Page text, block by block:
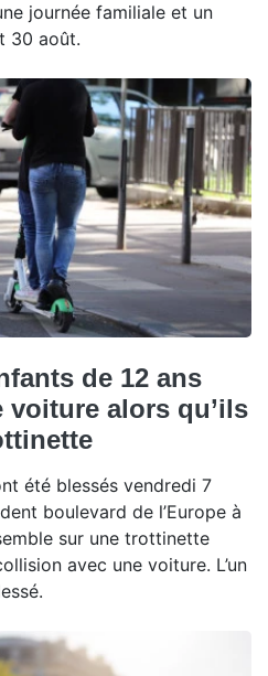
journée familiale et un
30 août.
de 12 ans
voiture alors qu’ils
été blessés vendredi 7
boulevard de l’Europe à
sur une trottinette
avec une voiture. L’un